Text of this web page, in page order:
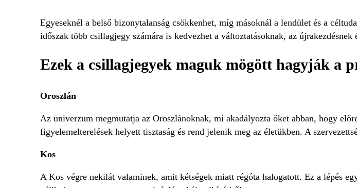
Egyeseknél a belső bizonytalanság csökkenhet, míg másoknál a lendület és a
időszak több csillagjegy számára is kedvezhet a változtatásoknak, az újrakezdésnek
Ezek a csillagjegyek maguk mögött hagyják a
Oroszlán
Az univerzum megmutatja az Oroszlánoknak, mi akadályozta őket abban, hogy
figyelemelterelések helyett tisztaság és rend jelenik meg az életükben. A
Kos
A Kos végre nekilát valaminek, amit kétségek miatt régóta halogatott. Ez a lépés